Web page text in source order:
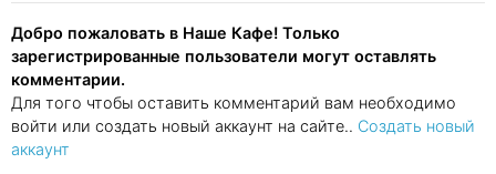
Добро пожаловать в Наше Кафе! Только
зарегистрированные пользователи могут оставлять
комментарии.
Для того чтобы оставить комментарий вам необходимо
войти или создать новый аккаунт на сайте.. Создать новый
аккаунт